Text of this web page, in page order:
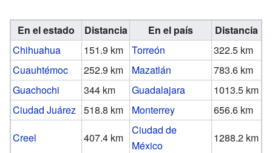
En el estado Distancia En el país
Distancia
Chihuahua
151.9 km Torreón
322.5 km
Cuauhtémoc
252.9 km Mazatlán
783.6 km
Guachochi
344 km Guadalajara
1013.5 km
Ciudad Juárez 518.8 km Monterrey
656.6 km
Creel
407.4 km
Ciudad de
México
1288.2 km